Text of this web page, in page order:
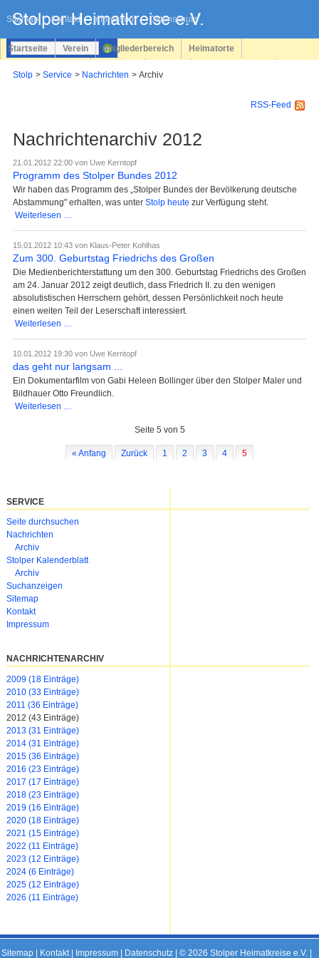
Sitemap Kontakt Impressum Datenschutz
überspringen
Startseite Verein Mitgliederbereich Heimatorte
Stolp Service Nachrichten Archiv
RSS-Feed
Nachrichtenarchiv 2012
21.01.2012 22:00 von Uwe Kerntopf
Programm des Stolper Bundes 2012
Wir haben das Programm des „Stolper Bundes der Bevölkerung deutsche
Abstammung" erhalten, was unter Stolp heute zur Verfügung steht.
Weiterlesen …
Stolper
Bundes
15.01.2012 10:43 von Klaus-Peter Kohlhas
Zum 300. Geburtstag Friedrichs des Großen
Die Medienberichterstattung um den 300. Geburtstag Friedrichs des Großen
am 24. Januar 2012 zeigt deutlich, dass Friedrich II. zu den wenigen
absolutistischen Herrschern gehört, dessen Persönlichkeit noch heute
einen weiten Teil der Leserschaft interessiert.
Weiterlesen …
Geburtstag
Friedrichs
10.01.2012 19:30 von Uwe Kerntopf
das geht nur langsam ...
Ein Dokumentarfilm von Gabi Heleen Bollinger über den Stolper Maler und
Bildhauer Otto Freundlich.
Weiterlesen …
langsam
...
Seite 5 von 5
« Anfang Zurück 1 2 3 4 5
SERVICE
Navigation
überspringen
Seite durchsuchen
Nachrichten
Archiv
Stolper Kalenderblatt
Archiv
Suchanzeigen
Sitemap
Kontakt
Impressum
NACHRICHTENARCHIV
2009 (18 Einträge)
2010 (33 Einträge)
2011 (36 Einträge)
2012 (43 Einträge)
2013 (31 Einträge)
2014 (31 Einträge)
2015 (36 Einträge)
2016 (23 Einträge)
2017 (17 Einträge)
2018 (23 Einträge)
2019 (16 Einträge)
2020 (18 Einträge)
2021 (15 Einträge)
2022 (11 Einträge)
2023 (12 Einträge)
2024 (6 Einträge)
2025 (12 Einträge)
2026 (11 Einträge)
Sitemap| Kontakt| Impressum| Datenschutz| © 2026 Stolper Heimatkreise e.V. |